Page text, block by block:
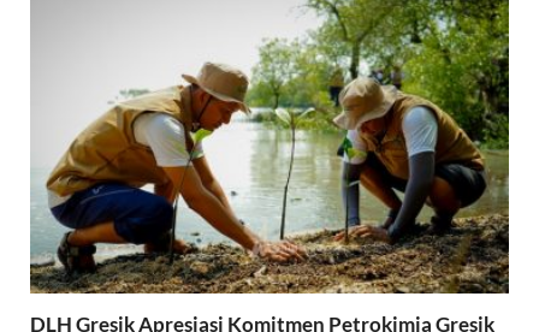
DLH Gresik Apresiasi Komitmen Petrokimia Gresik